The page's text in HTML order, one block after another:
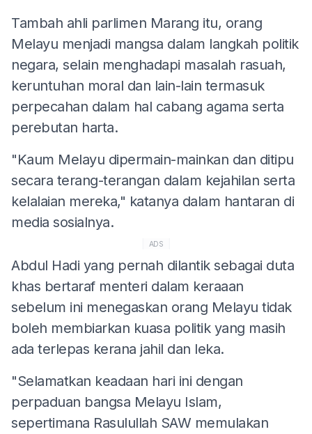
Tambah ahli parlimen Marang itu, orang
Melayu menjadi mangsa dalam langkah politik
negara, selain menghadapi masalah rasuah,
keruntuhan moral dan lain-lain termasuk
perpecahan dalam hal cabang agama serta
perebutan harta.
"Kaum Melayu dipermain-mainkan dan ditipu
secara terang-terangan dalam kejahilan serta
kelalaian mereka," katanya dalam hantaran di
media sosialnya.
ADS
Abdul Hadi yang pernah dilantik sebagai duta
khas bertaraf menteri dalam keraaan
sebelum ini menegaskan orang Melayu tidak
boleh membiarkan kuasa politik yang masih
ada terlepas kerana jahil dan leka.
"Selamatkan keadaan hari ini dengan
perpaduan bangsa Melayu Islam,
sepertimana Rasulullah SAW memulakan